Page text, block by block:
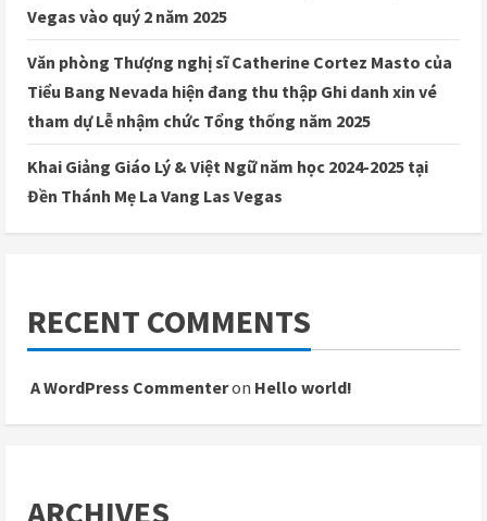
Vegas vào quý 2 năm 2025
Văn phòng Thượng nghị sĩ Catherine Cortez Masto của
Tiểu Bang Nevada hiện đang thu thập Ghi danh xin vé
tham dự Lễ nhậm chức Tổng thống năm 2025
Khai Giảng Giáo Lý & Việt Ngữ năm học 2024-2025 tại
Đền Thánh Mẹ La Vang Las Vegas
RECENT COMMENTS
A WordPress Commenteron Hello world!
ARCHIVES